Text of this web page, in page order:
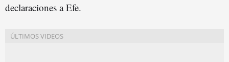
declaraciones a Efe.